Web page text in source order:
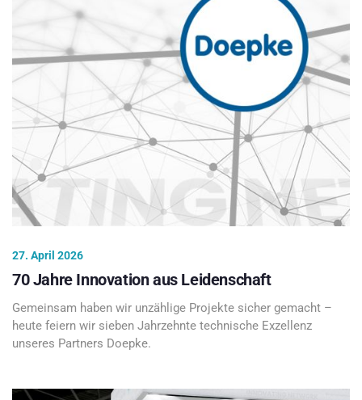
27. April 2026
70 Jahre Innovation aus Leidenschaft
Gemeinsam haben wir unzählige Projekte sicher gemacht –
heute feiern wir sieben Jahrzehnte technische Exzellenz
unseres Partners Doepke.